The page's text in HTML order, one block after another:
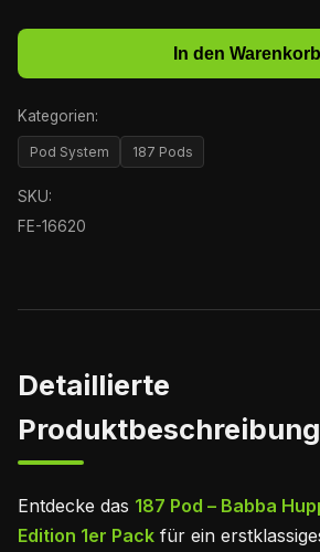
In den Warenkorb
Kategorien:
Pod System 187 Pods
SKU:
FE-16620
Detaillierte
Entdecke das 187 Pod – Babba
Edition 1er Pack für ein